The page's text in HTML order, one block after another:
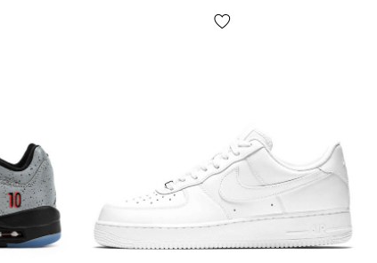
— унисекс, выбирайте исходя из
и размера (длины) Вашей стопы.